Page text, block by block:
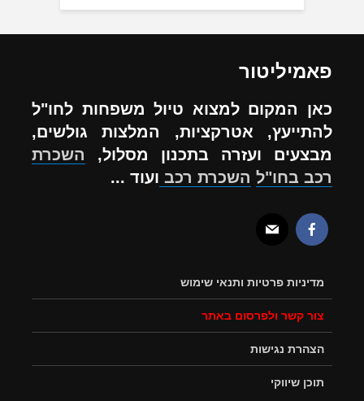
פאמיליטור
כאן המקום למצוא טיול משפחות לחו"ל
להתייעץ, אטרקציות, המלצות גולשים,
מבצעים ועזרה בתכנון מסלול, השכרת
רכב בחו"ל השכרת רכב ועוד ...
מדיניות פרטיות ותנאי שימוש
צור קשר ולפרסום באתר
הצהרת נגישות
תוכן שיווקי